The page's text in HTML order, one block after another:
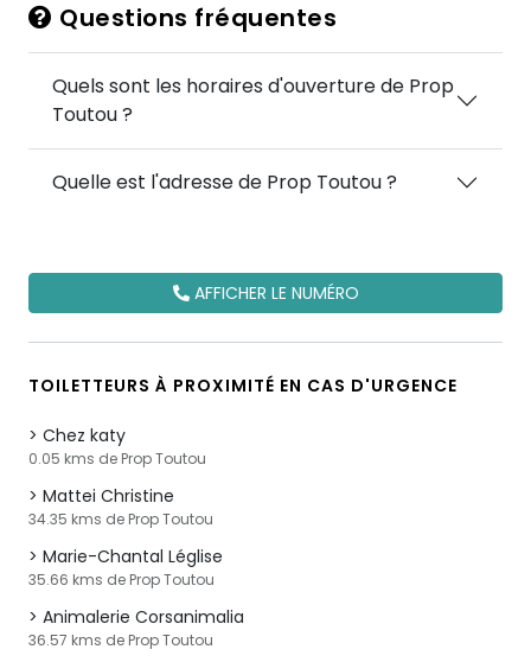
Questions fréquentes
Quels sont les horaires d'ouverture de Prop
Toutou ?
Quelle est l'adresse de Prop Toutou ?
AFFICHER LE NUMÉRO
TOILETTEURS À PROXIMITÉ EN CAS D'URGENCE
Chez katy
0.05 kms de Prop Toutou
Mattei Christine
34.35 kms de Prop Toutou
Marie-Chantal Léglise
35.66 kms de Prop Toutou
Animalerie Corsanimalia
36.57 kms de Prop Toutou